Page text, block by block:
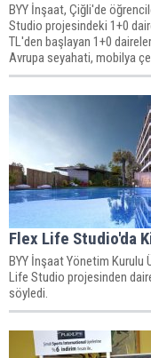
BYY İnşaat, Çiğli'de
Studio projesindeki 1+0
TL'den başlayan 1+0
Avrupa seyahati, mobilya
Flex Life Studio'da
BYY İnşaat Yönetim Kurulu
Life Studio projesinden
söyledi.